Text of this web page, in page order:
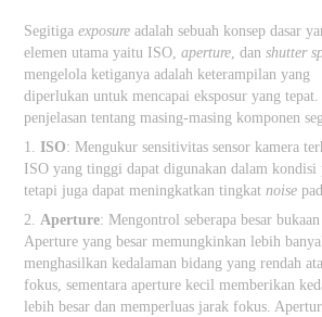
Segitigaexposure adalah sebuah konsep dasar
elemen utama yaitu ISO,aperture, danshutter
mengelola ketiganya adalah keterampilan yang
diperlukan untuk mencapai eksposur yang
penjelasan tentang masing-masing komponen
1.ISO: Mengukur sensitivitas sensor kamera
ISO yang tinggi dapat digunakan dalam kondisi
tetapi juga dapat meningkatkan tingkatnoise
2.Aperture: Mengontrol seberapa besar
Aperture yang besar memungkinkan lebih
menghasilkan kedalaman bidang yang rendah
fokus, sementara aperture kecil memberikan
lebih besar dan memperluas jarak fokus.